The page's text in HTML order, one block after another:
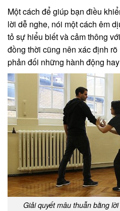
Một cách để giúp bạn điều
lời dễ nghe, nói một cách êm
tỏ sự hiểu biết và cảm thông
đồng thời cũng nên xác định
phản đối những hành động
Giải quyết mâu thuẫn bằng